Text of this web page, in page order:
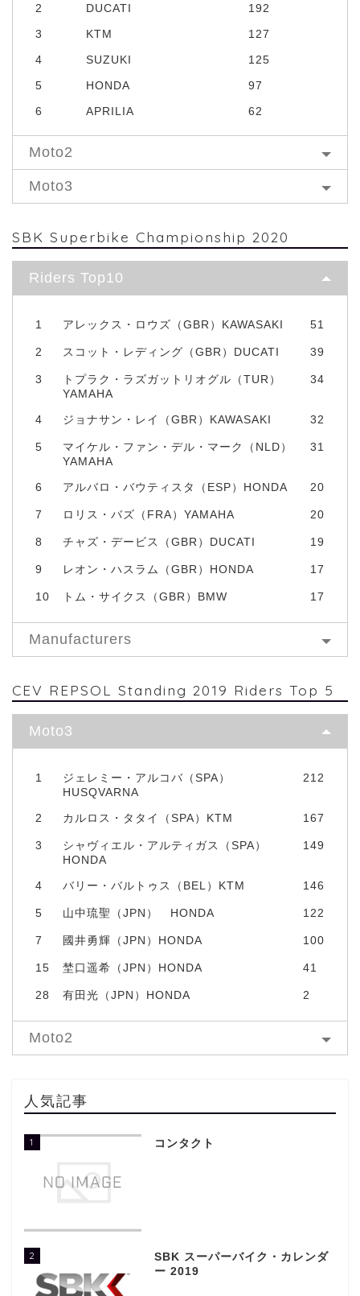
2
DUCATI
192
3
KTM
127
4
SUZUKI
125
5
HONDA
97
6
APRILIA 62
Moto2
Moto3
SBK Superbike Championship 2020
Riders Top10
1 アレックス・ロウズ（GBR）KAWASAKI 51
2 スコット・レディング（GBR）DUCATI 39
3
トプラク・ラズガットリオグル（TUR）
YAMAHA
34
4 ジョナサン・レイ（GBR）KAWASAKI 32
5
マイケル・ファン・デル・マーク（NLD）
YAMAHA
31
6 アルバロ・バウティスタ（ESP）HONDA 20
7 ロリス・バズ（FRA）YAMAHA 20
8 チャズ・デービス（GBR）DUCATI 19
9 レオン・ハスラム（GBR）HONDA 17
10 トム・サイクス（GBR）BMW 17
Manufacturers
CEV REPSOL Standing 2019 Riders Top 5
Moto3
1
ジェレミー・アルコバ（SPA）
HUSQVARNA
212
2 カルロス・タタイ（SPA）KTM 167
3
シャヴィエル・アルティガス（SPA）
HONDA
149
4 バリー・バルトゥス（BEL）KTM 146
5 山中琉聖（JPN） HONDA 122
7 國井勇輝（JPN）HONDA 100
15 埜口遥希（JPN）HONDA 41
28 有田光（JPN）HONDA 2
Moto2
人気記事
1 コンタクト
2
SBK スーパーバイク・カレンダ
ー 2019